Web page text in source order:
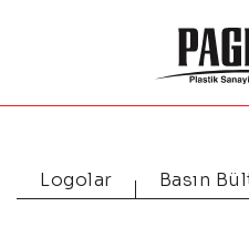
Logolar Basın